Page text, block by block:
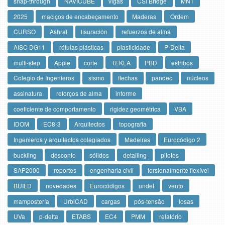
2025
maciços de encabeçamento Maderas
Ordem
CURSO
Ashraf fisuración
refuerzos de alma
AISC DG11
rótulas plásticas plasticidade
P-Delta
multi-step
Apple corte TEKLA PBD
estribos
Colegio de Ingenieros
sismo flechas pandeo
núcleos
assinatura
reforços de alma
informe
coeficiente de comportamento
rigidez geométrica
VBA
IDOM
EC8-3 Arquitectos
topografia
Ingenieros y arquitectos colegiados
Madeiras
Eurocódigo 2
buckling
desconto sólidos detailing
pilotes
SAP2000
reportes engenharia civil
torsionalmente flexível
BUILD
novedades Eurocódigos undet
vento
mampostería
UrbiCAD cargas pós-tensão
losas
UVa
p-delta ETABS EC4 PMM relatório